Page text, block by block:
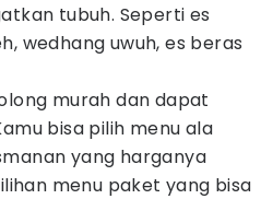
tubuh. Seperti es
wedhang uwuh, es beras
murah dan dapat
bisa pilih menu ala
yang harganya
menu paket yang bisa